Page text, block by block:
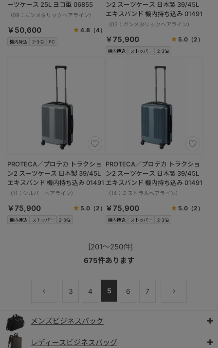
機内持込 2-3泊 PC
ーツケース 25L ヨコ型 06855
（09：ガンメタリックヘアライン）
￥50,600 4.8（4）
機内持込 ストッパー 2-3泊
ン2 スーツケース 日本製 39/45L
エキスパンド 機内持ち込み 01491
（02：ガンメタリックヘアライン）
￥75,900 5.0 （2）
機内持込 ストッパー 2-3泊
PROTECA／プロテカ トラクショ
ン2 スーツケース 日本製 39/45L
エキスパンド 機内持ち込み 01491
（11：シルバーヘアライン）
￥75,900 5.0（2）
機内持込 ストッパー 2-3泊
PROTECA／プロテカ トラクショ
ン2 スーツケース 日本製 39/45L
エキスパンド 機内持ち込み 01491
（14：ミストラルヘアライン）
￥75,900 5.0 （2）
[201～250件]
675件あります
3 4 5 6 7
メンズビジネスバッグ
レディースビジネスバッグ